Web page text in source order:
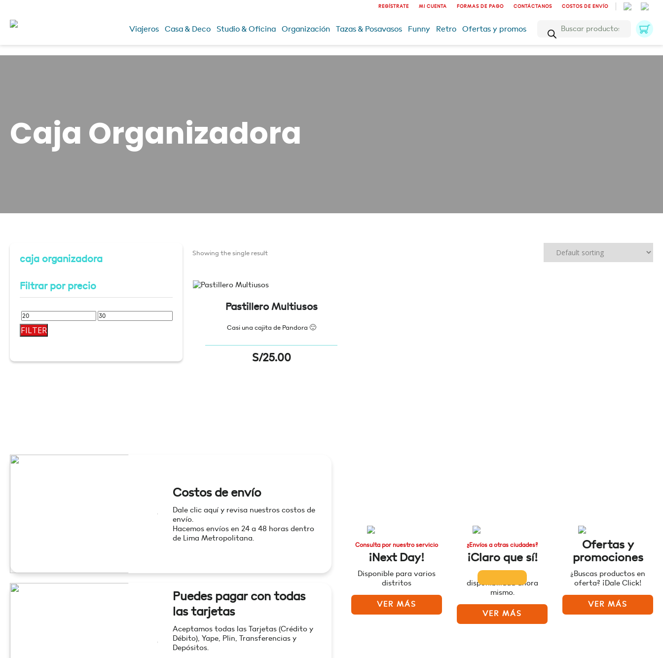
REGÍSTRATE MI CUENTA FORMAS DE PAGO CONTÁCTANOS COSTOS DE ENVÍO
Viajeros Casa & Deco Studio & Oficina Organización Tazas & Posavasos Funny Retro Ofertas y promos
Búsqueda
productos
Caja Organizadora
caja organizadora
Filtrar por precio
Min
price
Max
FILTER
Showing the single result
Pastillero Multiusos
Casi una cajita de Pandora 🙂
S/25.00
Costos de envío
Dale clic aquí y revisa nuestros costos de
envío.
Hacemos envíos en 24 a 48 horas dentro
de Lima Metropolitana.
Puedes pagar con todas
las tarjetas
Aceptamos todas las Tarjetas (Crédito y
Débito), Yape, Plin, Transferencias y
Depósitos.
Consulta por nuestro servicio
¡Next Day!
Disponible para varios
distritos
VER MÁS
¿Envíos a otras ciudades?
¡Claro que sí!
disponibilidad ahora
mismo.
VER MÁS
Ofertas y
promociones
¿Buscas productos en
oferta? ¡Dale Click!
VER MÁS